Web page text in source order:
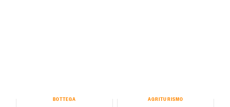
BOTTEGA AGRITURISMO